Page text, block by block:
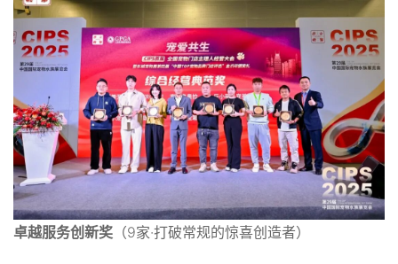
卓越服务创新奖 （9家·打破常规的惊喜创造者）